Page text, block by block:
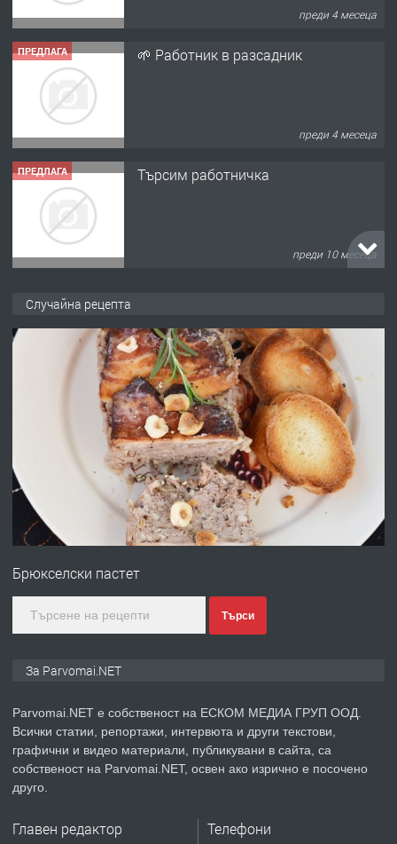
преди 4 месеца
ПРЕДЛАГА 🌱 Работник в разсадник
преди 4 месеца
ПРЕДЛАГА Търсим работничка
преди 10 месеца
преди 1 година
Работа за общи работници
преди 1 година
ПРЕДЛАГА
Първи поход "По стъпките на Ангел
преди 1 година
ПРЕДЛАГА Уроци по Математика
Случайна рецепта
Брюкселски пастет
Търси
За Parvomai.NET
Parvomai.NET е собственост на ЕСКОМ МЕДИА ГРУП ООД.
Всички статии, репортажи, интервюта и други текстови,
графични и видео материали, публикувани в сайта, са
собственост на Parvomai.NET, освен ако изрично е посочено
друго.
Главен редактор Телефони